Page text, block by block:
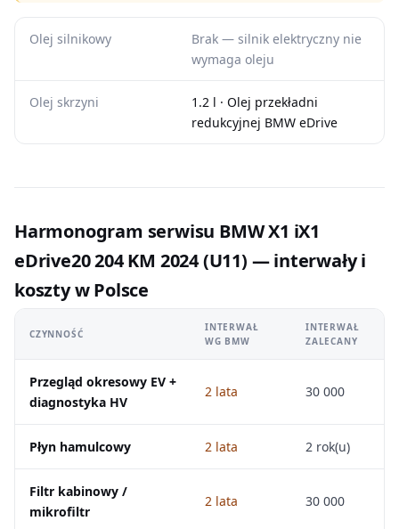
Olej silnikowy
Brak — silnik elektryczny nie
wymaga oleju
Olej skrzyni
1.2 l · Olej przekładni
redukcyjnej BMW eDrive
Harmonogram serwisu BMW X1 iX1
eDrive20 204 KM 2024 (U11) — interwały i
koszty w Polsce
CZYNNOŚĆ
INTERWAŁ
WG BMW
INTERWAŁ
ZALECANY
Przegląd okresowy EV +
diagnostyka HV
2 lata 30 000
Płyn hamulcowy 2 lata 2 rok(u)
Filtr kabinowy /
mikrofiltr
2 lata 30 000